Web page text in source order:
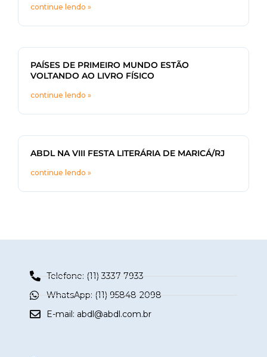
continue lendo »
PAÍSES DE PRIMEIRO MUNDO ESTÃO
VOLTANDO AO LIVRO FÍSICO
continue lendo »
ABDL NA VIII FESTA LITERÁRIA DE MARICÁ/RJ
continue lendo »
Telefone: (11) 3337-7933
WhatsApp: (11) 95848-2098
E-mail: abdl@abdl.com.br